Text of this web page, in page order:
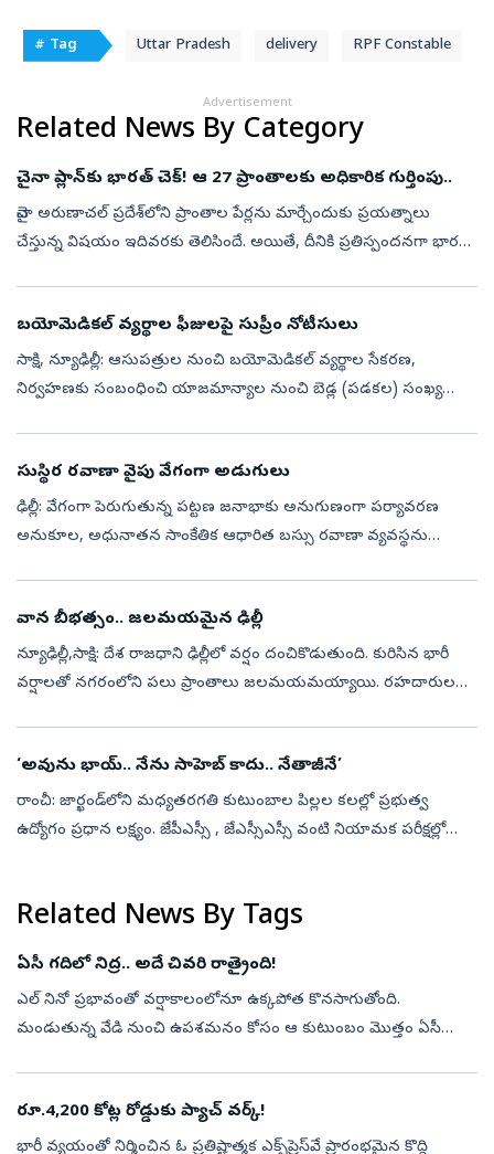
# Tag Uttar Pradesh delivery RPF Constable
Advertisement
Related News By Category
చైనా ప్లాన్‌కు భారత్‌ చెక్‌! ఆ 27 ప్రాంతాలకు అధికారిక గుర్తింపు..
చైనా అరుణాచల్ ప్రదేశ్‌లోని ప్రాంతాల పేర్లను మార్చేందుకు ప్రయత్నాలు
చేస్తున్న విషయం ఇదివరకు తెలిసిందే. అయితే, దీనికి ప్రతిస్పందనగా భారత్‌
బయోమెడికల్‌ వ్యర్థాల ఫీజులపై సుప్రీం నోటీసులు
సాక్షి, న్యూఢిల్లీ: ఆసుపత్రుల నుంచి బయోమెడికల్‌ వ్యర్థాల సేకరణ,
నిర్వహణకు సంబంధించి యాజమాన్యాల నుంచి బెడ్ల (పడకల) సంఖ్య
సుస్థిర రవాణా వైపు వేగంగా అడుగులు
ఢిల్లీ: వేగంగా పెరుగుతున్న పట్టణ జనాభాకు అనుగుణంగా పర్యావరణ
అనుకూల, అధునాతన సాంకేతిక ఆధారిత బస్సు రవాణా వ్యవస్థను
వాన బీభత్సం.. జలమయమైన ఢిల్లీ
న్యూఢిల్లీ,సాక్షి: దేశ రాజధాని ఢిల్లీలో వర్షం దంచికొడుతుంది. కురిసిన భారీ
వర్షాలతో నగరంలోని పలు ప్రాంతాలు జలమయమయ్యాయి. రహదారులపై
‘అవును భాయ్.. నేను సాహెబ్ కాదు.. నేతాజీనే’
రాంచీ: జార్ఖండ్‌లోని మధ్యతరగతి కుటుంబాల పిల్లల కలల్లో ప్రభుత్వ
ఉద్యోగం ప్రధాన లక్ష్యం. జేపీఎస్సీ , జేఎస్సీఎస్సీ వంటి నియామక పరీక్షల్లో
Related News By Tags
ఏసీ గదిలో నిద్ర.. అదే చివరి రాత్రైంది!
ఎల్‌ నినో ప్రభావంతో వర్షాకాలంలోనూ ఉక్కపోత కొనసాగుతోంది.
మండుతున్న వేడి నుంచి ఉపశమనం కోసం ఆ కుటుంబం మొత్తం ఏసీ
రూ.4,200 కోట్ల రోడ్డుకు ప్యాచ్‌ వర్క్‌!
భారీ వ్యయంతో నిర్మించిన ఓ ప్రతిష్టాత్మక ఎక్స్‌ప్రెస్‌వే ప్రారంభమైన కొద్ది